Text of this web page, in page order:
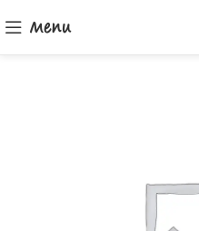
Menu